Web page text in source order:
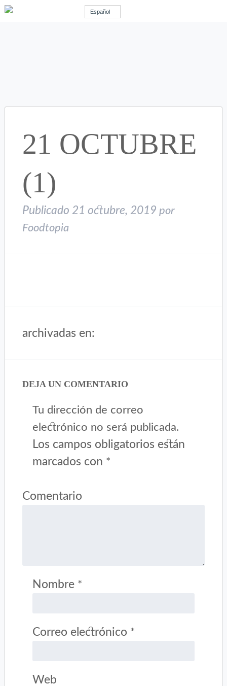
Español
21 OCTUBRE
(1)
Publicado 21 octubre, 2019 por
Foodtopia
archivadas en:
DEJA UN COMENTARIO
Tu dirección de correo
electrónico no será publicada.
Los campos obligatorios están
marcados con *
Comentario
Nombre *
Correo electrónico *
Web